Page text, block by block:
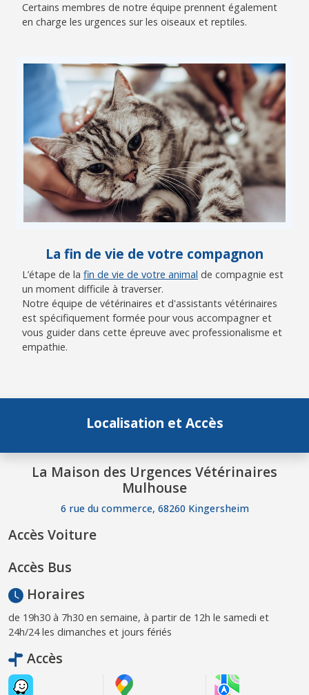
Certains membres de notre équipe prennent également
en charge les urgences sur les oiseaux et reptiles.
La fin de vie de votre compagnon
L’étape de la fin de vie de votre animal de compagnie est
un moment difficile à traverser.
Notre équipe de vétérinaires et d'assistants vétérinaires
est spécifiquement formée pour vous accompagner et
vous guider dans cette épreuve avec professionalisme et
empathie.
Localisation et Accès
La Maison des Urgences Vétérinaires
Mulhouse
6 rue du commerce, 68260 Kingersheim
Accès Voiture
Accès Bus
Horaires
de 19h30 à 7h30 en semaine, à partir de 12h le samedi et
24h/24 les dimanches et jours fériés
Accès